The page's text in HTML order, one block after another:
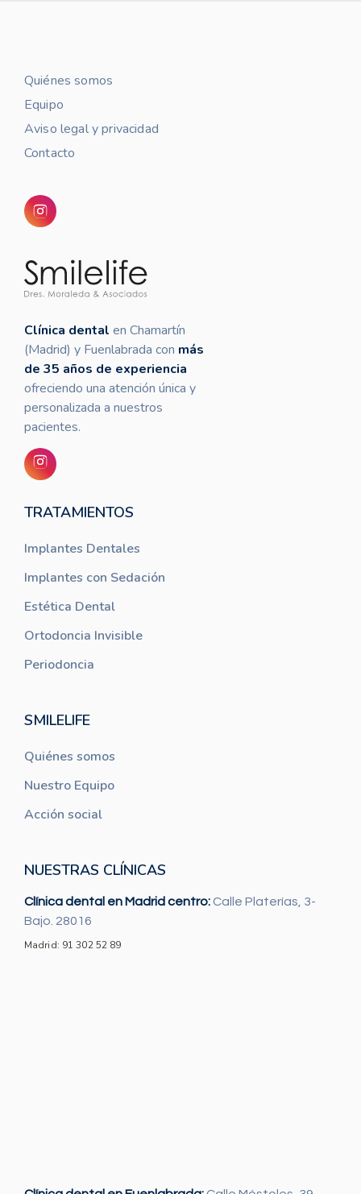
Quiénes somos
Equipo
Aviso legal y privacidad
Contacto
Clínica dental en Chamartín
(Madrid) y Fuenlabrada con más
de 35 años de experiencia
ofreciendo una atención única y
personalizada a nuestros
pacientes.
TRATAMIENTOS
Implantes Dentales
Implantes con Sedación
Estética Dental
Ortodoncia Invisible
Periodoncia
SMILELIFE
Quiénes somos
Nuestro Equipo
Acción social
NUESTRAS CLÍNICAS
Clínica dental en Madrid centro: Calle Platerías, 3-
Bajo. 28016
Madrid: 91 302 52 89